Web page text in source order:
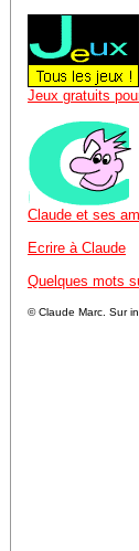
Jeux gratuits
Claude et ses
Ecrire à Claude
Quelques mots
© Claude Marc. Sur